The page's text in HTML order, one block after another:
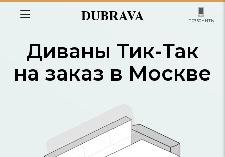
DUBRAVA позвонить
Диваны Тик-Так
на заказ в Москве